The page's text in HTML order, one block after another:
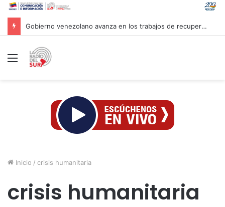
Cuba reitera disposición al diálogo con EE. UU. sobre bases de respeto
Menú
Inicio / crisis humanitaria
crisis humanitaria